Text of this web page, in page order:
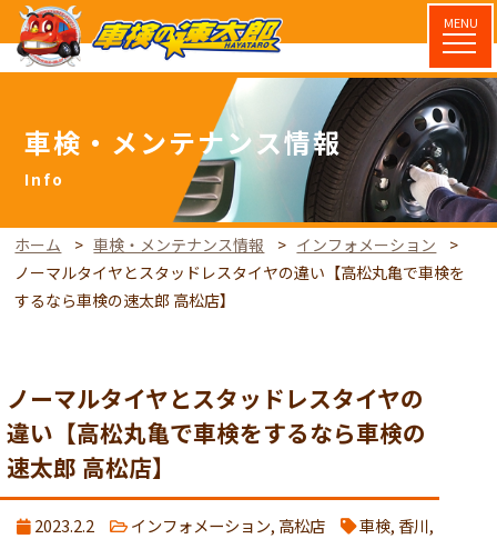
MENU
車検・メンテナンス情報
ホーム 車検・メンテナンス情報
インフォメーション
ノーマルタイヤとスタッドレスタイヤの違い【高松丸亀で車検を
するなら車検の速太郎 高松店】
ノーマルタイヤとスタッドレスタイヤの
違い【高松丸亀で車検をするなら車検の
速太郎 高松店】
2023.2.2 インフォメーション, 高松店 車検, 香川,